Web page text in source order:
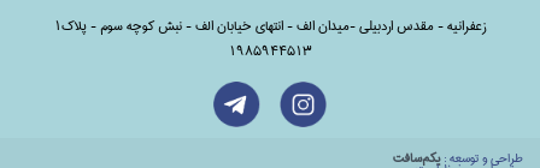
زعفرانیه - مقدس اردبیلی -میدان الف - انتهای خیابان الف - نبش کوچه سوم - پلاک1
1985944513
طراحي و توسعه : يكم‌سافت